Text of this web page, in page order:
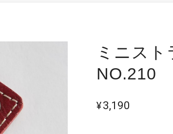
ミニスト
NO.210
¥3,190